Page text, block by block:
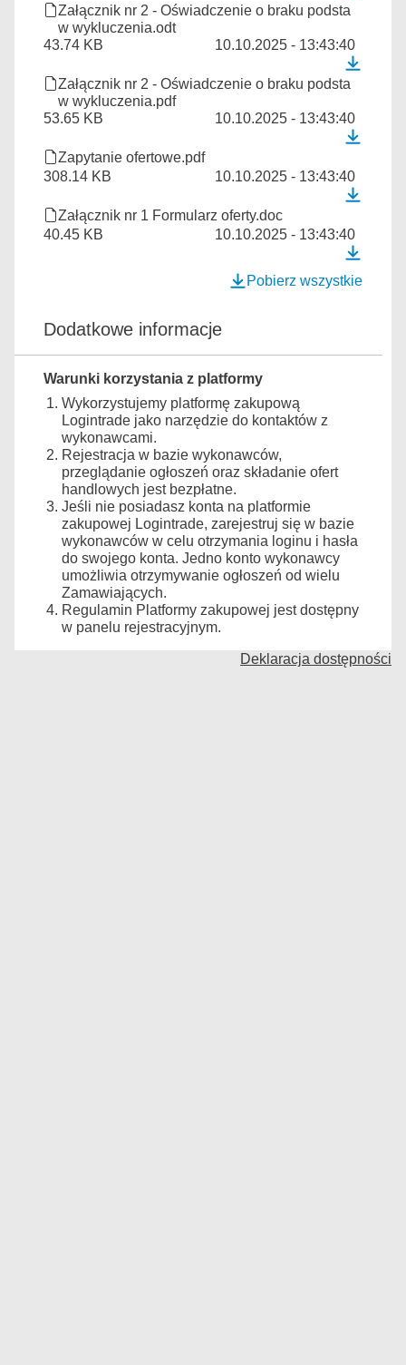
Załącznik nr 2 - Oświadczenie o braku podsta
w wykluczenia.odt
43.74 KB
10.10.2025 - 13:43:40
Załącznik nr 2 - Oświadczenie o braku podsta
w wykluczenia.pdf
53.65 KB
10.10.2025 - 13:43:40
Zapytanie ofertowe.pdf
308.14 KB
10.10.2025 - 13:43:40
Załącznik nr 1 Formularz oferty.doc
40.45 KB
10.10.2025 - 13:43:40
Pobierz wszystkie
Dodatkowe informacje
Warunki korzystania z platformy
Wykorzystujemy platformę zakupową
Logintrade jako narzędzie do kontaktów z
wykonawcami.
Rejestracja w bazie wykonawców,
przeglądanie ogłoszeń oraz składanie ofert
handlowych jest bezpłatne.
Jeśli nie posiadasz konta na platformie
zakupowej Logintrade, zarejestruj się w bazie
wykonawców w celu otrzymania loginu i hasła
do swojego konta. Jedno konto wykonawcy
umożliwia otrzymywanie ogłoszeń od wielu
Zamawiających.
Regulamin Platformy zakupowej jest dostępny
w panelu rejestracyjnym.
Deklaracja dostępności